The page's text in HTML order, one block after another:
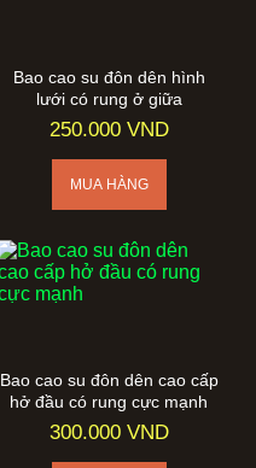
Bao cao su đôn dên hình
lưới có rung ở giữa
250.000 VND
Bao cao su đôn dên cao cấp
hở đầu có rung cực mạnh
300.000 VND